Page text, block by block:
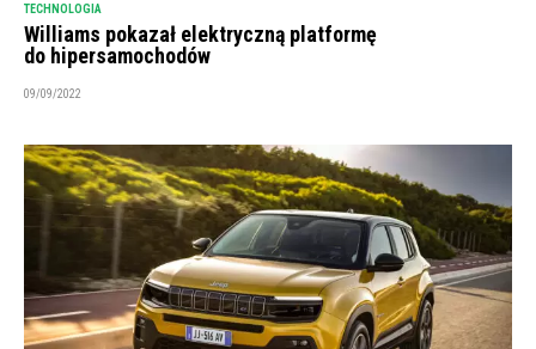
TECHNOLOGIA
Williams pokazał elektryczną platformę
do hipersamochodów
09/09/2022